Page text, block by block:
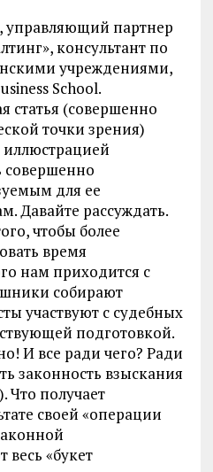
управляющий партнер
консультант по
учреждениями,
School.
статья (совершенно
точки зрения)
иллюстрацией
совершенно
для ее
Давайте рассуждать.
чтобы более
время
нам приходится с
собирают
участвуют с судебных
подготовкой.
И все ради чего? Ради
законность взыскания
Что получает
своей «операции
весь «букет